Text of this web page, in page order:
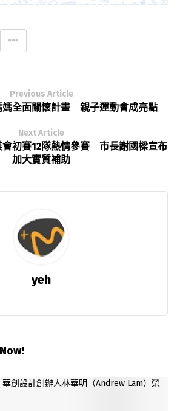
Previous Article
媽全面關懷計畫 親子運動會成亮點
Next Article
會初賽12隊熱情參賽 市長謝國樑宣布
加大實質補助
yeh